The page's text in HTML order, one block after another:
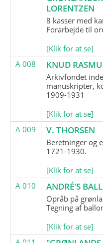
LORENTZEN
8 kasser med
Forarbejde til
[Klik for at se]
A 008
KNUD
Arkivfondet
manuskripter,
1909-1931
[Klik for at se]
A 009
V. THORSEN
Beretninger og
1721-1930.
[Klik for at se]
A 010
ANDRÉ'S
Opråb på
Tegning af
[Klik for at se]